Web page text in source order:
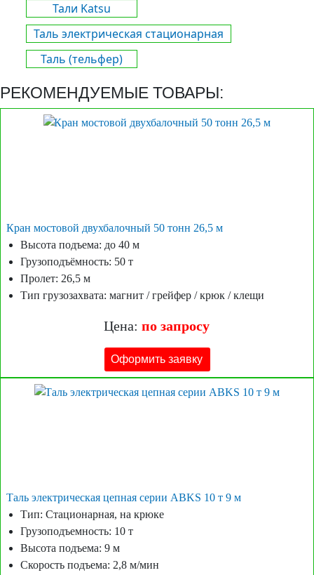
Тали Katsu
Таль электрическая стационарная
Таль (тельфер)
РЕКОМЕНДУЕМЫЕ ТОВАРЫ:
Кран мостовой двухбалочный 50 тонн 26,5 м
Высота подъема: до 40 м
Грузоподъёмность: 50 т
Пролет: 26,5 м
Тип грузозахвата: магнит / грейфер / крюк / клещи
Цена:по запросу
Оформить заявку
Таль электрическая цепная серии ABKS 10 т 9 м
Тип: Стационарная, на крюке
Грузоподъемность: 10 т
Высота подъема: 9 м
Скорость подъема: 2,8 м/мин